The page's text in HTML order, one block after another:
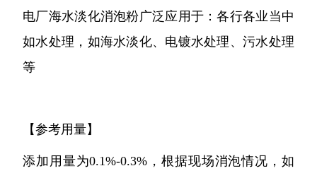
电厂海水淡化消泡粉广泛应用于：各行各业当中
如水处理，如海水淡化、电镀水处理、污水处理
等
【参考用量】
添加用量为0.1%-0.3%，根据现场消泡情况，如